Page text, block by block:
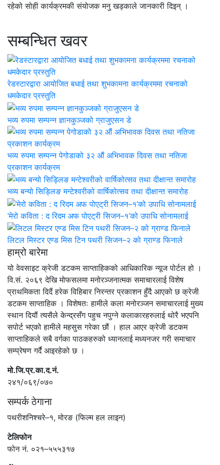
रहेको सोही कार्यक्रमकी संयोजक मनु खड्काले जानकारी दिइन् ।
सम्बन्धित खवर
रेडस्टारद्वारा आयोजित बधाई तथा शुभकामना कार्यक्रममा रचनाको
धमकेदार प्रस्तुति
भव्य रुपमा सम्पन्न ज्ञानकुञ्जको ग्राजुएसन डे
भव्य रुपमा सम्पन्न पेगोडाको ३२ औं अभिभावक दिवस तथा नतिजा
प्रकाशन कार्यक्रम
भव्य बन्यो सिड्लिङ मन्टेश्वरीको वार्षिकोत्सव तथा दीक्षान्त समारोह
‘मेरो कविता : द रिदम अफ पोएट्री सिजन–१’को उपाधि सोनामलाई
लिटल मिस्टर एण्ड मिस टिन पथरी सिजन–२ को ग्राण्ड फिनाले
हाम्रो बारेमा
यो वेवसाइट क्रेजी डटकम साप्ताहिकको आधिकारिक न्यूज पोर्टल हो ।
वि.सं. २०६९ देखि मोफसलमा मनोरञ्जनात्मक समाचारलाई विशेष
प्राथमिकता दिदैं हरेक विहिबार निरन्तर प्रकाशन हुँदै आएको छ क्रेजी
डटकम साप्ताहिक । विशेषतः हामीले कला मनोरञ्जन समाचारलाई मुख्य
स्थान दियौं त्यसैले केन्द्रसँग पहुच नपुग्ने कलाकारहरुलाई थोरै भएपनि
सपोर्ट भएको हामीले महसुस गरेका छौं । हाल आएर क्रेजी डटकम
साप्ताहिकले सबै वर्गका पाठकहरुको ध्यानलाई मध्यनजर गरी समाचार
सम्प्रेषण गर्दै आइरहेको छ ।
मो.जि.प्र.का.द.नं.
२४१/०६९/०७०
सम्पर्क ठेगाना
पथरीशनिश्चरे–१, मोरङ (फिल्म हल लाइन)
टेलिफोन
फोन नं. ०२१–५५५३१७